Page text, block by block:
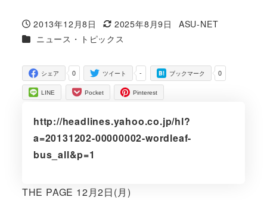
投稿日
2013年12月8日
更新日
2025年8月9日
著
ASU-NET
カテゴリー
ニュース・トピックス
0
シェア -
ツイート 0
ブックマーク
LINE Pocket Pinterest
http://headlines.yahoo.co.jp/hl?
a=20131202-00000002-wordleaf-
bus_all&p=1
THE PAGE 12月2日(月)